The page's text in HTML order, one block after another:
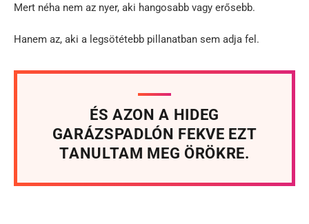
Mert néha nem az nyer, aki hangosabb vagy erősebb.
Hanem az, aki a legsötétebb pillanatban sem adja fel.
ÉS AZON A HIDEG
GARÁZSPADLÓN FEKVE EZT
TANULTAM MEG ÖRÖKRE.